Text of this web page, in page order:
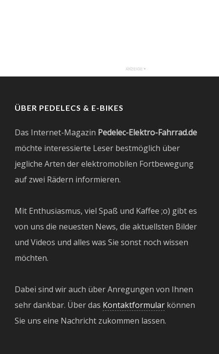
ÜBER PEDELECS & E-BIKES
Das Internet-Magazin Pedelec-Elektro-Fahrrad.de
möchte interessierte Leser bestmöglich über
jegliche Arten der elektromobilen Fortbewegung
auf zwei Rädern informieren.
Mit Enthusiasmus, viel Spaß und Kaffee ;o) gibt es
von uns die neuesten News, die aktuellsten Bilder
und Videos und alles was Sie sonst noch wissen
möchten.
Dabei sind wir auch über Anregungen von Ihnen
sehr dankbar. Über das Kontaktformular können
Sie uns eine Nachricht zukommen lassen.